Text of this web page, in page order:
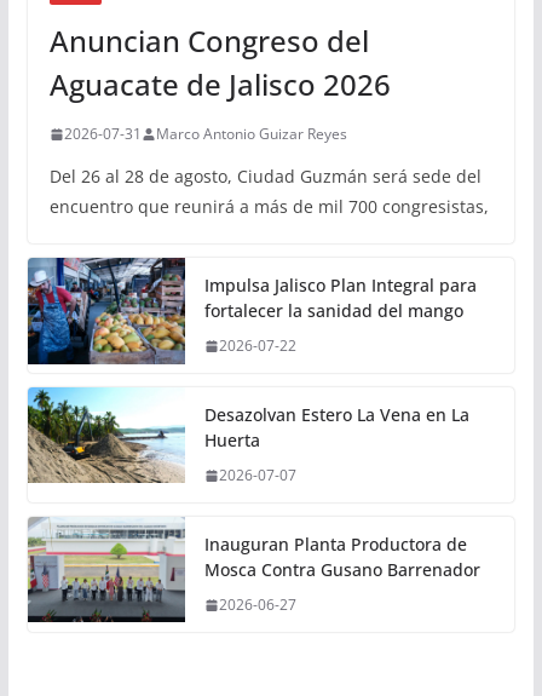
Anuncian Congreso del
Aguacate de Jalisco 2026
2026-07-31 Marco Antonio Guizar Reyes
Del 26 al 28 de agosto, Ciudad Guzmán será sede del
encuentro que reunirá a más de mil 700 congresistas,
Impulsa Jalisco Plan Integral para
fortalecer la sanidad del mango
2026-07-22
Desazolvan Estero La Vena en La
Huerta
2026-07-07
Inauguran Planta Productora de
Mosca Contra Gusano Barrenador
2026-06-27